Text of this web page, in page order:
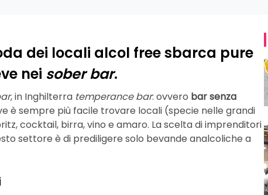
dei locali alcol free sbarca pure
nei sober bar.
, in Inghilterra temperance bar: ovvero bar senza
è sempre più facile trovare locali (specie nelle grandi
cocktail, birra, vino e amaro. La scelta di imprenditori
settore è di prediligere solo bevande analcoliche a